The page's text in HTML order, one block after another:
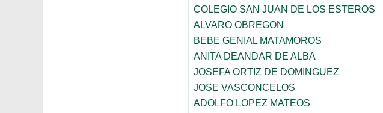
COLEGIO SAN JUAN DE LOS ESTEROS
ALVARO OBREGON
BEBE GENIAL MATAMOROS
ANITA DEANDAR DE ALBA
JOSEFA ORTIZ DE DOMINGUEZ
JOSE VASCONCELOS
ADOLFO LOPEZ MATEOS